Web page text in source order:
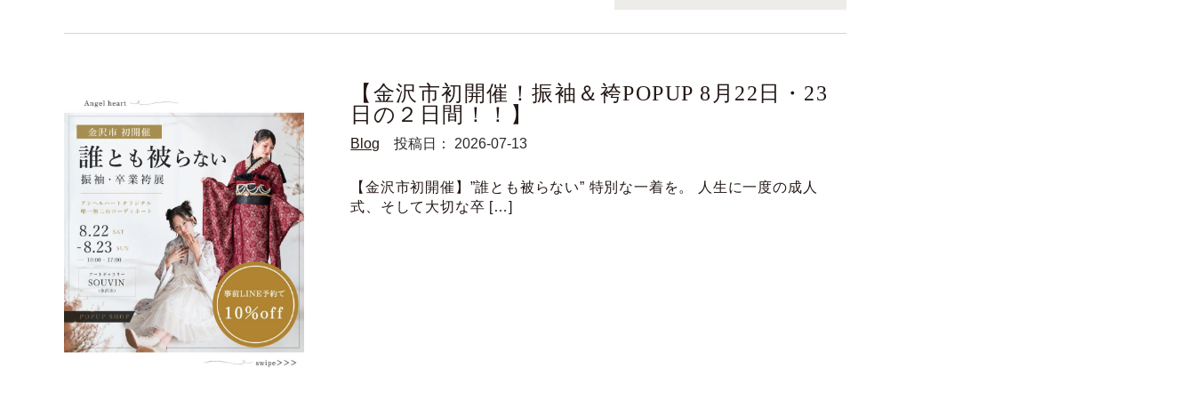
【金沢市初開催！振袖＆袴POPUP 8月22日・23
日の２日間！！】
Blog 投稿日： 2026-07-13
【金沢市初開催】”誰とも被らない” 特別な一着を。 人生に一度の成人
式、そして大切な卒 […]